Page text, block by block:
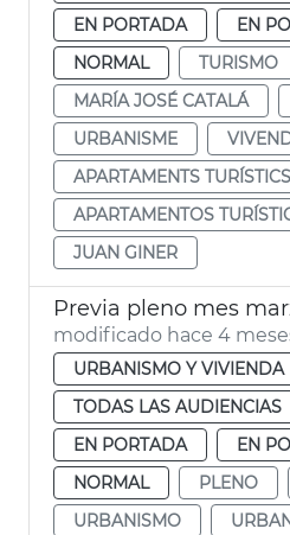
EN PORTADA
EN
NORMAL
TURISMO
MARÍA JOSÉ CATALÁ
URBANISME
APARTAMENTS TURÍSTICS
APARTAMENTOS
JUAN GINER
modificado hace 4
URBANISMO Y VIVIENDA
TODAS LAS AUDIENCIAS
EN PORTADA
EN
NORMAL
PLENO
URBANISMO